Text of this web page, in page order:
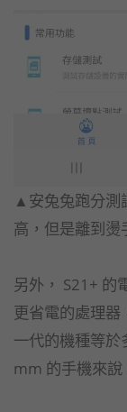
▲安兔兔跑分測
高，但是離到燙
另外， S21+ 的
更省電的處理
一代的機種等
mm 的手機來說